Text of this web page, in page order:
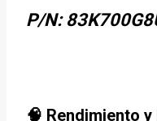
P/N:
🧠 Rendimiento